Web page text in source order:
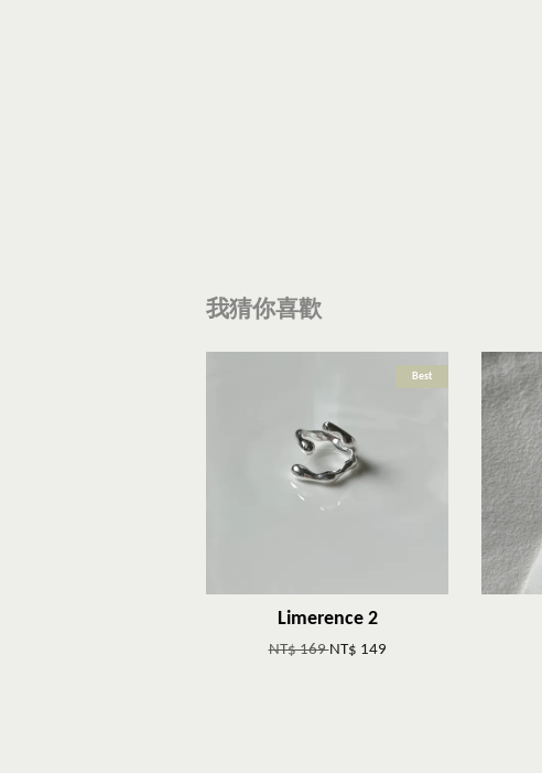
我猜你喜歡
Best
Limerence 2
NT$ 169NT$ 149